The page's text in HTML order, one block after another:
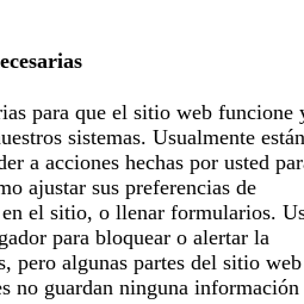
para que el sitio web funcione
sistemas. Usualmente están
a acciones hechas por usted
ajustar sus preferencias de
el sitio, o llenar formularios.
para bloquear o alertar la
pero algunas partes del sitio
no guardan ninguna información